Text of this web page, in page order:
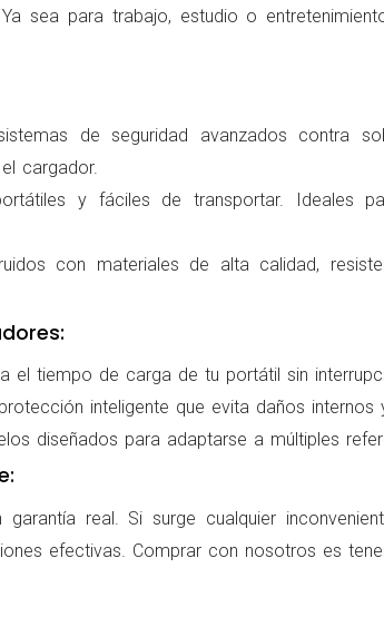
sea para trabajo, estudio o
de seguridad avanzados contra
cargador.
y fáciles de transportar. Ideales
con materiales de alta calidad,
el tiempo de carga de tu portátil sin
inteligente que evita daños
diseñados para adaptarse a múltiples
real. Si surge cualquier
efectivas. Comprar con nosotros es